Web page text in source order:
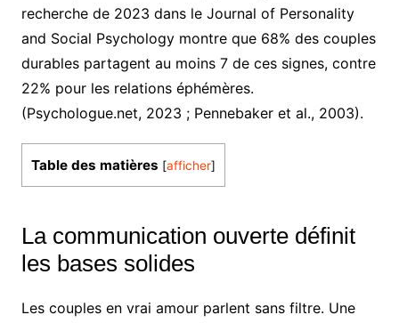
recherche de 2023 dans le Journal of Personality
and Social Psychology montre que 68% des couples
durables partagent au moins 7 de ces signes, contre
22% pour les relations éphémères.
(Psychologue.net, 2023 ; Pennebaker et al., 2003).
Table des matières [afficher]
La communication ouverte définit
les bases solides
Les couples en vrai amour parlent sans filtre. Une